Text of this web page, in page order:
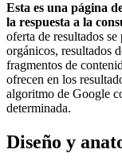
Esta es una página
la respuesta a la
oferta de resultados
orgánicos, resultados
fragmentos de
ofrecen en los
algoritmo de Google
determinada.
Diseño y